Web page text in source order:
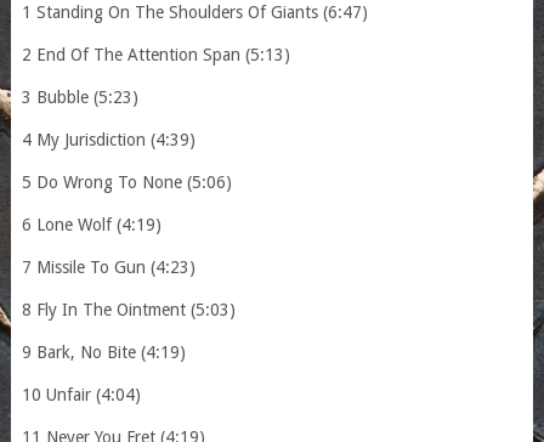
1 Standing On The Shoulders Of Giants (6:47)
2 End Of The Attention Span (5:13)
3 Bubble (5:23)
4 My Jurisdiction (4:39)
5 Do Wrong To None (5:06)
6 Lone Wolf (4:19)
7 Missile To Gun (4:23)
8 Fly In The Ointment (5:03)
9 Bark, No Bite (4:19)
10 Unfair (4:04)
11 Never You Fret (4:19)